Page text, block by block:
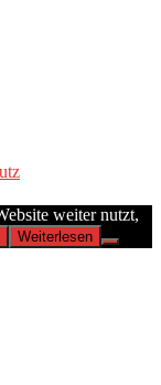
weiter nutzt,
Weiterlesen